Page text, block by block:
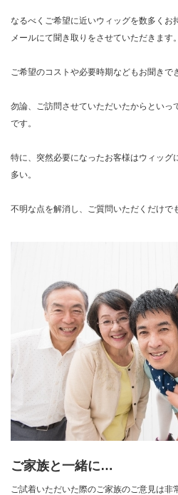
なるべくご希望に近いウィッグを数多くお
メールにて聞き取りをさせていただきます。
ご希望のコストや必要時期などもお聞きで
勿論、ご訪問させていただいたからといっ
です。
特に、突然必要になったお客様はウィッグ
多い。
不明な点を解消し、ご質問いただくだけで
ご家族と一緒に…
ご試着いただいた際のご家族のご意見は非